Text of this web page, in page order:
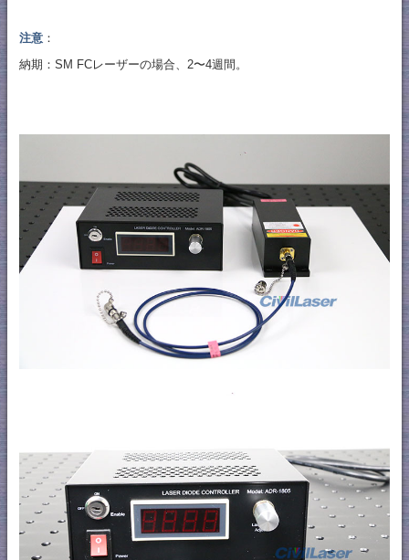
注意：
納期：SM FCレーザーの場合、2〜4週間。